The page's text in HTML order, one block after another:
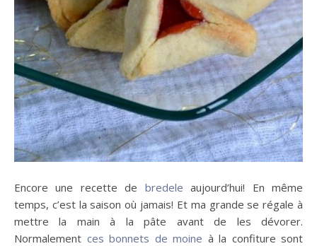
Encore une recette de bredele aujourd’hui! En même
temps, c’est la saison où jamais! Et ma grande se régale à
mettre la main à la pâte avant de les dévorer.
Normalement ces bonnets de moine à la confiture sont